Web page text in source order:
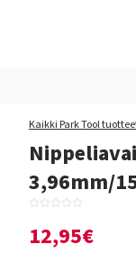
Kaikki Park Tool
3,96mm/
12,95€